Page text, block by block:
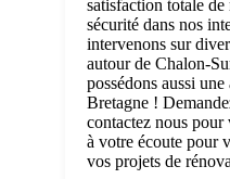
satisfaction totale
sécurité dans nos
intervenons sur
autour de Chalon-
possédons aussi
Bretagne !
contactez nous pour
à votre écoute pour
vos projets de